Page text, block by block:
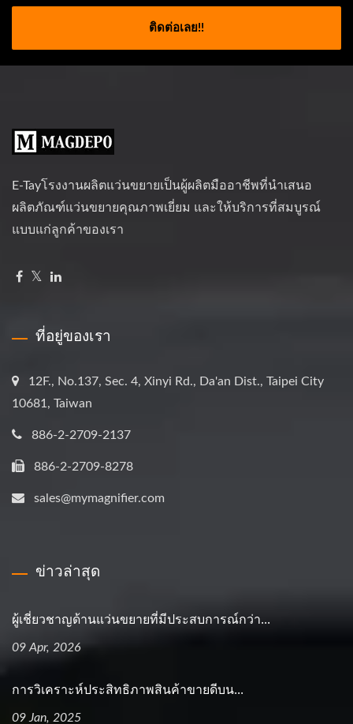
ติดต่อเลย!!
E-Tayโรงงานผลิตแว่นขยายเป็นผู้ผลิตมืออาชีพที่นำเสนอ
ผลิตภัณฑ์แว่นขยายคุณภาพเยี่ยม และให้บริการที่สมบูรณ์
แบบแก่ลูกค้าของเรา
ที่อยู่ของเรา
12F., No.137, Sec. 4, Xinyi Rd., Da'an Dist., Taipei City
10681, Taiwan
886-2-2709-2137
886-2-2709-8278
sales@mymagnifier.com
ข่าวล่าสุด
ผู้เชี่ยวชาญด้านแว่นขยายที่มีประสบการณ์กว่า...
09 Apr, 2026
การวิเคราะห์ประสิทธิภาพสินค้าขายดีบน...
09 Jan, 2025